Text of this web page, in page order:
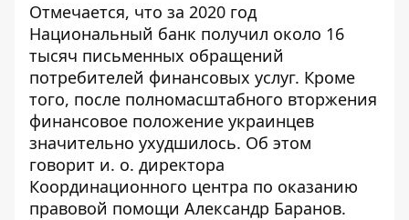
Отмечается, что за 2020 год
Национальный банк получил около 16
тысяч письменных обращений
потребителей финансовых услуг. Кроме
того, после полномасштабного вторжения
финансовое положение украинцев
значительно ухудшилось. Об этом
говорит и. о. директора
Координационного центра по оказанию
правовой помощи Александр Баранов.